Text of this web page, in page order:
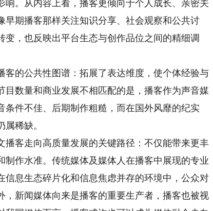
。从内容上看，播客更倾向于个人成长、亲密关
期播客那样关注知识分享、社会观察和公共讨
，也反映出平台生态与创作品位之间的精细调
的公共性图谱：拓展了表达维度，使个体经验与
数量和商业发展不相匹配的是，播客作为声音媒
件不佳、后期制作粗糙，而在国外风靡的纪实
稀缺。
客走向高质量发展的关键路径：不仅能带来更丰
作水准。传统媒体及媒体人在播客中展现的专业
息生态碎片化和信息焦虑并存的环境中，公众对
新闻媒体向来是播客的重要生产者，播客也被视